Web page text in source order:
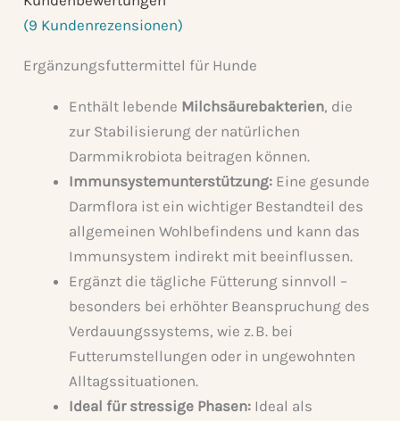
(9 Kundenrezensionen)
Ergänzungsfuttermittel für Hunde
Enthält lebende Milchsäurebakterien, die
zur Stabilisierung der natürlichen
Darmmikrobiota beitragen können.
Immunsystemunterstützung: Eine gesunde
Darmflora ist ein wichtiger Bestandteil des
allgemeinen Wohlbefindens und kann das
Immunsystem indirekt mit beeinflussen.
Ergänzt die tägliche Fütterung sinnvoll –
besonders bei erhöhter Beanspruchung des
Verdauungssystems, wie z. B. bei
Futterumstellungen oder in ungewohnten
Alltagssituationen.
Ideal für stressige Phasen: Ideal als